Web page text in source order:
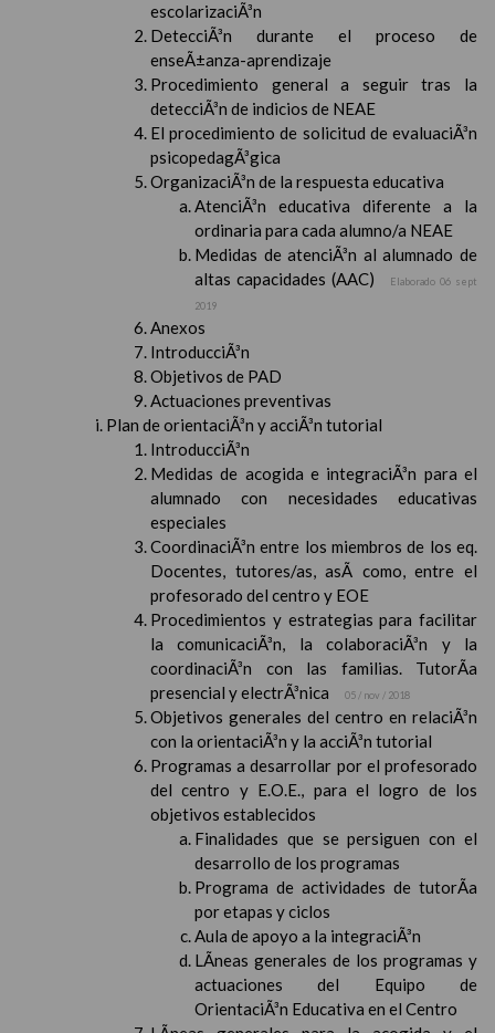
escolarizaciÃ³n
DetecciÃ³n durante el proceso de
enseÃ±anza-aprendizaje
Procedimiento general a seguir tras la
detecciÃ³n de indicios de NEAE
El procedimiento de solicitud de evaluaciÃ³n
psicopedagÃ³gica
OrganizaciÃ³n de la respuesta educativa
AtenciÃ³n educativa diferente a la
ordinaria para cada alumno/a NEAE
Medidas de atenciÃ³n al alumnado de
altas capacidades (AAC)
Elaborado 06 sept
2019
Anexos
IntroducciÃ³n
Objetivos de PAD
Actuaciones preventivas
Plan de orientaciÃ³n y acciÃ³n tutorial
IntroducciÃ³n
Medidas de acogida e integraciÃ³n para el
alumnado con necesidades educativas
especiales
CoordinaciÃ³n entre los miembros de los eq.
Docentes, tutores/as, asÃ­ como, entre el
profesorado del centro y EOE
Procedimientos y estrategias para facilitar
la comunicaciÃ³n, la colaboraciÃ³n y la
coordinaciÃ³n con las familias. TutorÃ­a
presencial y electrÃ³nica
05 / nov / 2018
Objetivos generales del centro en relaciÃ³n
con la orientaciÃ³n y la acciÃ³n tutorial
Programas a desarrollar por el profesorado
del centro y E.O.E., para el logro de los
objetivos establecidos
Finalidades que se persiguen con el
desarrollo de los programas
Programa de actividades de tutorÃ­a
por etapas y ciclos
Aula de apoyo a la integraciÃ³n
LÃ­neas generales de los programas y
actuaciones del Equipo de
OrientaciÃ³n Educativa en el Centro